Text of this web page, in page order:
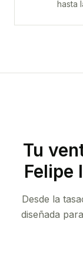
hasta
Tu
Felipe
Desde la
diseñada